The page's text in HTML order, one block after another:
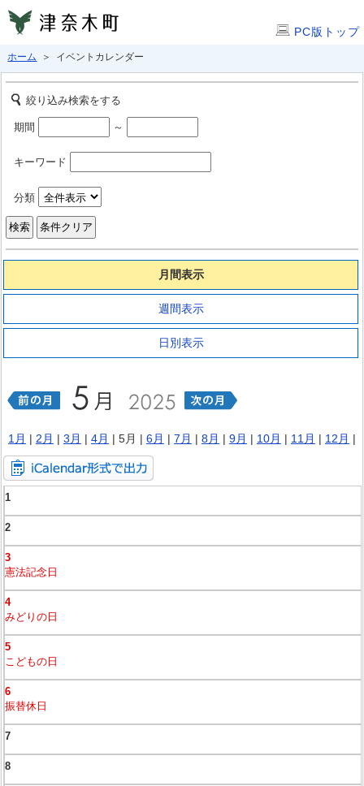
PC版トップ
ホーム ＞ イベントカレンダー
絞り込み検索をする
期間 ～
キーワード
分類
月間表示
週間表示
日別表示
1月 | 2月 | 3月 | 4月 | 5月 | 6月 | 7月 | 8月 | 9月 | 10月 | 11月 | 12月 |
1
2
3
憲法記念日
4
みどりの日
5
こどもの日
6
振替休日
7
8